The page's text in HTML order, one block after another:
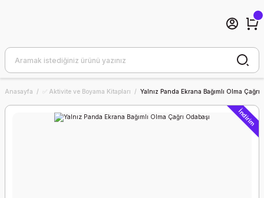
Anasayfa ✅ Aktivite ve Boyama Kitapları Yalnız Panda Ekrana Bağımlı Olma Çağrı
İndirim